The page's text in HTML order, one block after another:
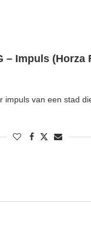
– Impuls (Horza
impuls van een stad